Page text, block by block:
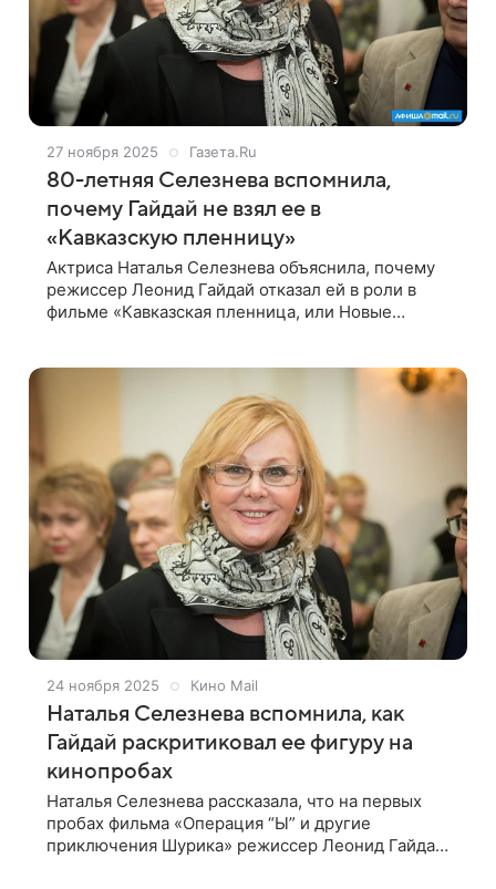
27 ноября 2025 Газета.Ru
80-летняя Селезнева вспомнила,
почему Гайдай не взял ее в
«Кавказскую пленницу»
Актриса Наталья Селезнева объяснила, почему
режиссер Леонид Гайдай отказал ей в роли в
фильме «Кавказская пленница, или Новые
24 ноября 2025 Кино Mail
Наталья Селезнева вспомнила, как
Гайдай раскритиковал ее фигуру на
кинопробах
Наталья Селезнева рассказала, что на первых
пробах фильма «Операция “Ы” и другие
приключения Шурика» режиссер Леонид Гайдай